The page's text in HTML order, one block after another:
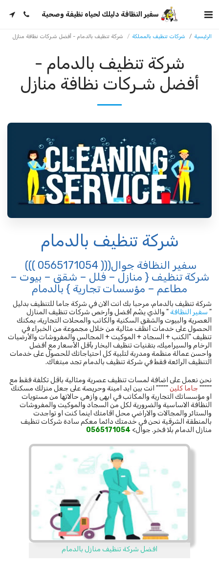
سفير النظافة دليلك لحياه نظيفة وصحية
الرئيسية شركات تنظيف بالمملكة شركة تنظيف بالدمام - أفضل شـركات نظافة منازل
شركة تنظيف بالدمام -
أفضل شـركات نظافة منازل
شركة تنظيف بالدمام
سفير النظافة جوال((( 0565171054
)))
شركة تنظيف { منازل – فلل – شقق – بيوت –
مطاعم – مؤسسات تجارية } بالدمام
شركة تنظيف بالدمام، مرحبا بك انت الان في شركة جاما للتنظيف بدليل
" سفير النظافة" والذي يضُم أفضل وأرخص شركات تنظيف المنازل
العصرية والبيوت والشقق السكنية والكاتب والمحلات التجارية، يمكنك
الحصول على خدمات أنظف مثالية من خلال مجموعة من الخبراء في
تنظيف "الكنب + السجاد + الموكيت + المجالس والمفروشات والأرضيات
الرخام والسيراميك، بتقنيات تنظيف البخار بأقل الأسعار مع أفضل
واحسن عمالة منظمة ومدربة لتلبية كل احتياجاتك للحصول على خدمات
التنظيف الرائعة فقط في شركة تنظيف بالدمام تجد مبتغاك.
نحن نعمل على اضافة لمسات تنظيف عصرية ومثالية باقل تكلفة فقط مع
""""" جاما كلين""""" انت بين ايد امينة وحريصة على جعل منزلك مسكنك
او مؤسساتك التجارية والمكاتب في ابهى وازهى حالاتها من مستويات
النظافة الاساسية والضرورية لكل من السجاد والموكيت والمفروشات
والستائر والمجالات والاراضي محل اقامتك اينما كنت او تواجدت
بالمنطقة الشرقية نحن في خدمتك دائما معكم سادة شركات تنظيف
منازل الدمام بلا فخر. جوال> 0565171054
افضل شركة تنظيف منازل بالدمام